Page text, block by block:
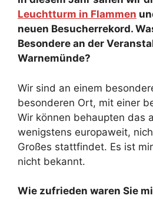
Leuchtturm in Flammen
neuen Besucherrekord.
Besondere an der
Warnemünde?
Wir sind an einem
besonderen Ort, mit einer
Wir können behaupten das
wenigstens europaweit,
Großes stattfindet. Es ist
nicht bekannt.
Wie zufrieden waren Sie